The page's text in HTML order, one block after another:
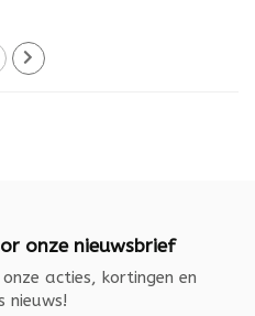
onze nieuwsbrief
acties, kortingen en
nieuws!